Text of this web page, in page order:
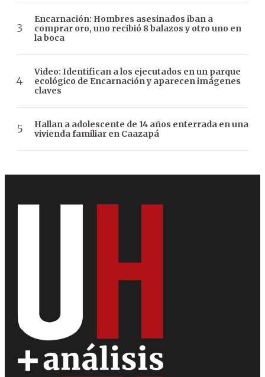
Encarnación: Hombres asesinados iban a
comprar oro, uno recibió 8 balazos y otro uno en
la boca
Video: Identifican a los ejecutados en un parque
ecológico de Encarnación y aparecen imágenes
claves
Hallan a adolescente de 14 años enterrada en una
vivienda familiar en Caazapá